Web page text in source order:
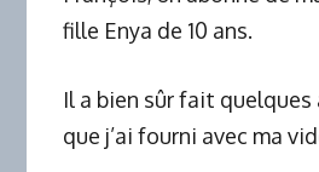
fille Enya de 10 ans.
Il a bien sûr fait
que j’ai fourni avec ma